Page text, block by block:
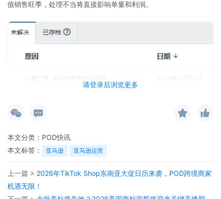
请登录后浏览更多
值销售旺季，处理不当将直接影响单量和利润。
本文分类： POD快讯
本文标签：
亚马逊 亚马逊运营
上一篇 > 2026年TikTok Shop东南亚大促日历来袭，POD跨境商家
机遇无限！